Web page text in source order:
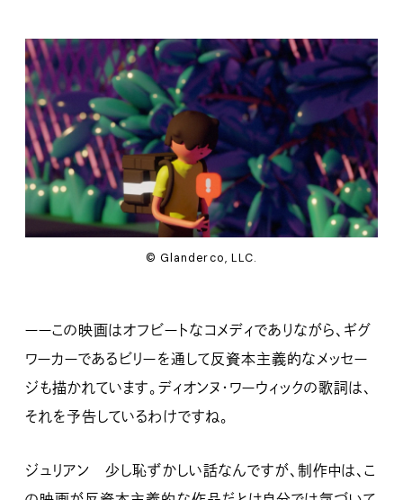
© Glanderco, LLC.
ーーこの映画はオフビートなコメディでありながら、ギグ
ワーカーであるビリーを通して反資本主義的なメッセー
ジも描かれています。ディオンヌ・ワーウィックの歌詞は、
それを予告しているわけですね。
ジュリアン 少し恥ずかしい話なんですが、制作中は、こ